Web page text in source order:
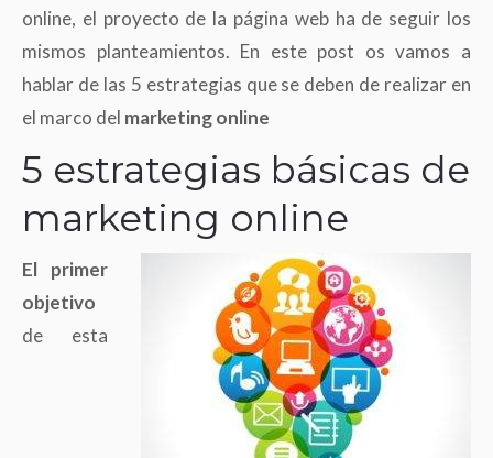
online, el proyecto de la página web ha de seguir los
mismos planteamientos. En este post os vamos a
hablar de las 5 estrategias que se deben de realizar en
el marco del marketing online
5 estrategias básicas de
marketing online
El primer
objetivo
de esta